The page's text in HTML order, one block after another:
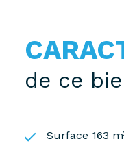
de ce
Surface 163